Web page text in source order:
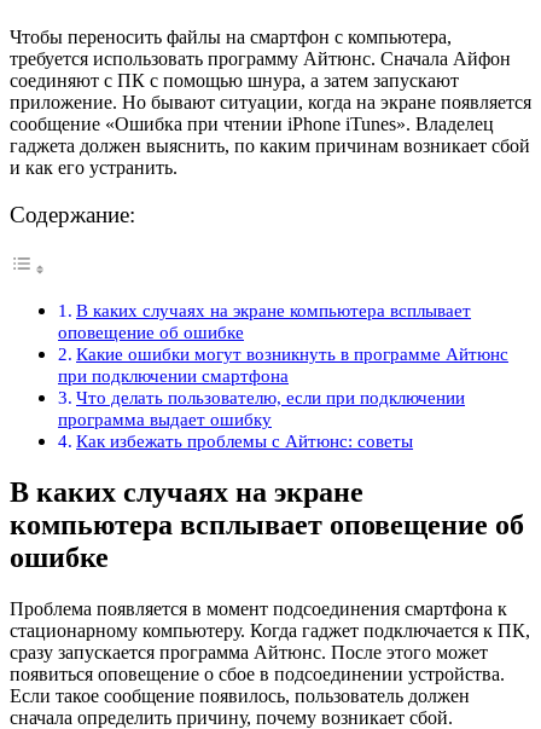
Чтобы переносить файлы на смартфон с компьютера,
требуется использовать программу Айтюнс. Сначала Айфон
соединяют с ПК с помощью шнура, а затем запускают
приложение. Но бывают ситуации, когда на экране появляется
сообщение «Ошибка при чтении iPhone iTunes». Владелец
гаджета должен выяснить, по каким причинам возникает сбой
и как его устранить.
Содержание:
В каких случаях на экране компьютера всплывает
оповещение об ошибке
Какие ошибки могут возникнуть в программе Айтюнс
при подключении смартфона
Что делать пользователю, если при подключении
программа выдает ошибку
Как избежать проблемы с Айтюнс: советы
В каких случаях на экране
компьютера всплывает оповещение об
ошибке
Проблема появляется в момент подсоединения смартфона к
стационарному компьютеру. Когда гаджет подключается к ПК,
сразу запускается программа Айтюнс. После этого может
появиться оповещение о сбое в подсоединении устройства.
Если такое сообщение появилось, пользователь должен
сначала определить причину, почему возникает сбой.